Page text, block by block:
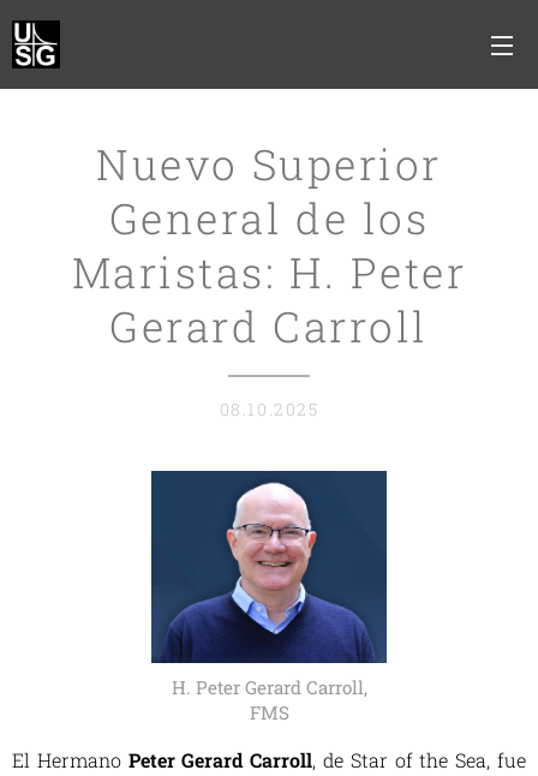
Nuevo Superior
General de los
Maristas: H. Peter
Gerard Carroll
08.10.2025
H. Peter Gerard Carroll,
FMS
El Hermano Peter Gerard Carroll, de Star of the Sea, fue